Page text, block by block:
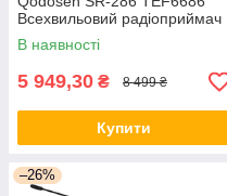
Всехвильовий радіоприймач
В наявності
5 949,30 ₴ 8 499 ₴
Купити
–26%